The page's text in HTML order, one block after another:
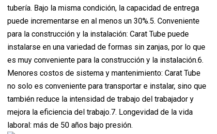
tubería. Bajo la misma condición, la capacidad de entrega
puede incrementarse en al menos un 30%.5. Conveniente
para la construcción y la instalación: Carat Tube puede
instalarse en una variedad de formas sin zanjas, por lo que
es muy conveniente para la construcción y la instalación.6.
Menores costos de sistema y mantenimiento: Carat Tube
no solo es conveniente para transportar e instalar, sino que
también reduce la intensidad de trabajo del trabajador y
mejora la eficiencia del trabajo.7. Longevidad de la vida
laboral: más de 50 años bajo presión.